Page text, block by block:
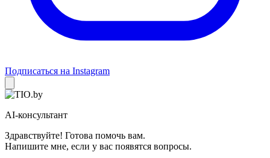
Подписаться на Instagram
AI-консультант
Здравствуйте! Готова помочь вам.
Напишите мне, если у вас появятся вопросы.